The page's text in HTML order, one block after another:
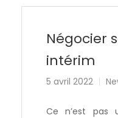
Négocier
intérim
5 avril 2022
Ce n’est pas